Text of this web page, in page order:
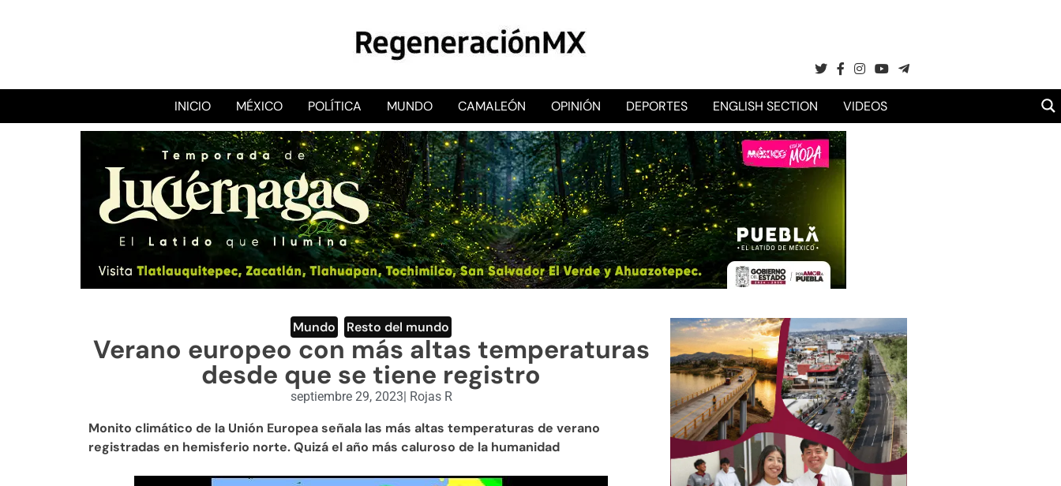
RegeneraciónMX
Sitio de noticias libre e independiente
INICIO MÉXICO POLÍTICA MUNDO CAMALEÓN OPINIÓN DEPORTES ENGLISH SECTION VIDEOS
Mundo Resto del mundo
Verano europeo con más altas temperaturas
desde que se tiene registro
septiembre 29, 2023 Rojas R
Monito climático de la Unión Europea señala las más altas temperaturas de verano
registradas en hemisferio norte. Quizá el año más caluroso de la humanidad